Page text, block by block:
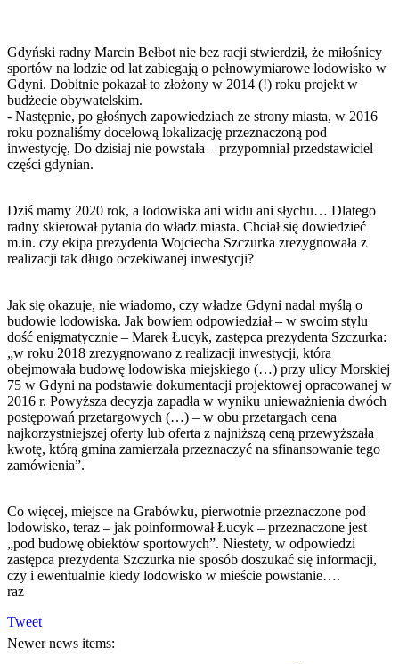
Gdyński radny Marcin Bełbot nie bez racji stwierdził, że miłośnicy
sportów na lodzie od lat zabiegają o pełnowymiarowe lodowisko w
Gdyni. Dobitnie pokazał to złożony w 2014 (!) roku projekt w
budżecie obywatelskim.
- Następnie, po głośnych zapowiedziach ze strony miasta, w 2016
roku poznaliśmy docelową lokalizację przeznaczoną pod
inwestycję, Do dzisiaj nie powstała – przypomniał przedstawiciel
części gdynian.
Dziś mamy 2020 rok, a lodowiska ani widu ani słychu… Dlatego
radny skierował pytania do władz miasta. Chciał się dowiedzieć
m.in. czy ekipa prezydenta Wojciecha Szczurka zrezygnowała z
realizacji tak długo oczekiwanej inwestycji?
Jak się okazuje, nie wiadomo, czy władze Gdyni nadal myślą o
budowie lodowiska. Jak bowiem odpowiedział – w swoim stylu
dość enigmatycznie – Marek Łucyk, zastępca prezydenta Szczurka:
„w roku 2018 zrezygnowano z realizacji inwestycji, która
obejmowała budowę lodowiska miejskiego (…) przy ulicy Morskiej
75 w Gdyni na podstawie dokumentacji projektowej opracowanej w
2016 r. Powyższa decyzja zapadła w wyniku unieważnienia dwóch
postępowań przetargowych (…) – w obu przetargach cena
najkorzystniejszej oferty lub oferta z najniższą ceną przewyższała
kwotę, którą gmina zamierzała przeznaczyć na sfinansowanie tego
zamówienia”.
Co więcej, miejsce na Grabówku, pierwotnie przeznaczone pod
lodowisko, teraz – jak poinformował Łucyk – przeznaczone jest
„pod budowę obiektów sportowych”. Niestety, w odpowiedzi
zastępca prezydenta Szczurka nie sposób doszukać się informacji,
czy i ewentualnie kiedy lodowisko w mieście powstanie….
raz
Tweet
Newer news items: